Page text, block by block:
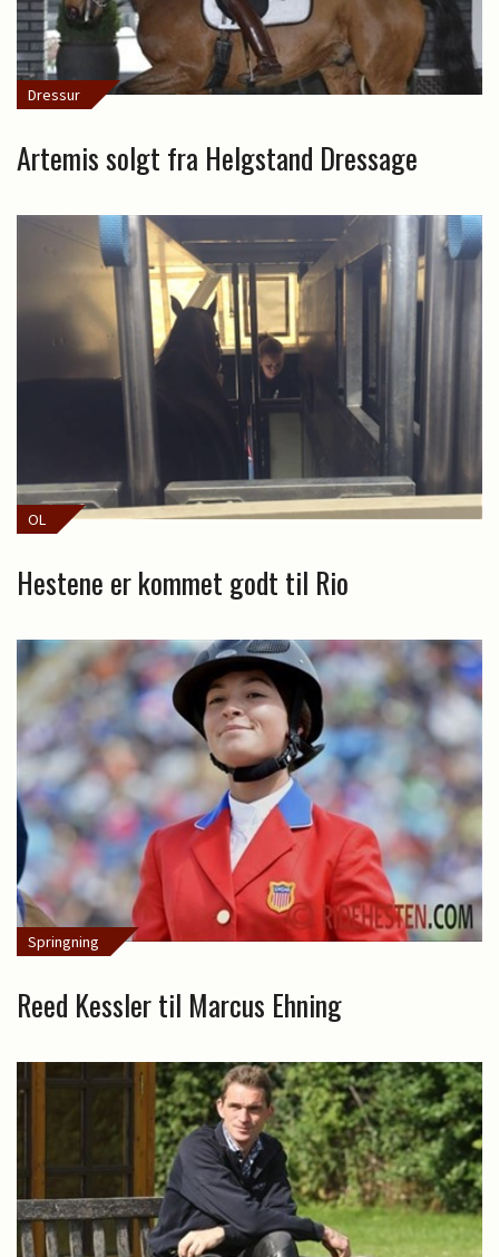
Dressur
Artemis solgt fra Helgstand Dressage
OL
Hestene er kommet godt til Rio
Springning
Reed Kessler til Marcus Ehning